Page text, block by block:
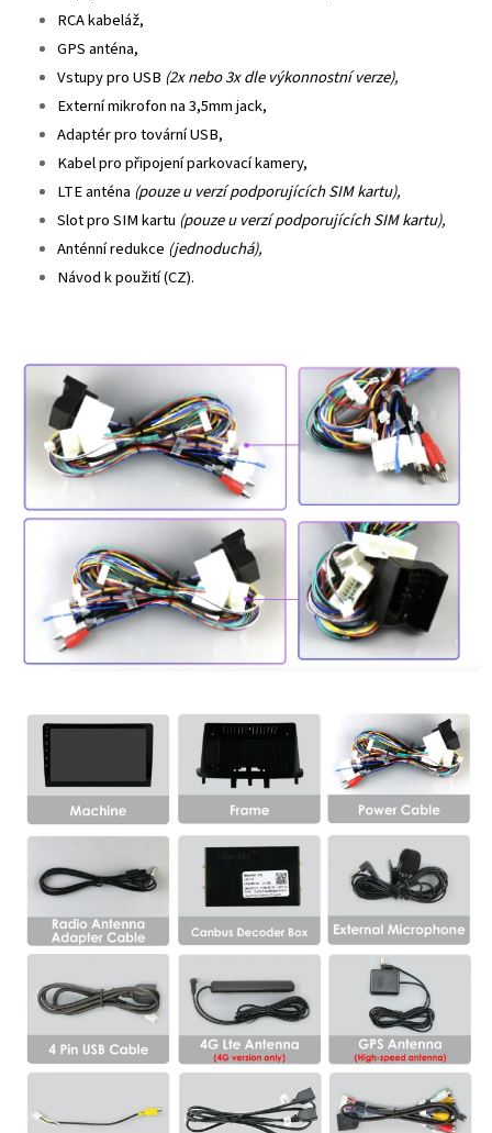
RCA kabeláž,
GPS anténa,
Vstupy pro USB (2x nebo 3x dle výkonnostní verze),
Externí mikrofon na 3,5mm jack,
Adaptér pro tovární USB,
Kabel pro připojení parkovací kamery,
LTE anténa (pouze u verzí podporujících SIM kartu),
Slot pro SIM kartu (pouze u verzí podporujících SIM kartu),
Anténní redukce (jednoduchá),
Návod k použití (CZ).